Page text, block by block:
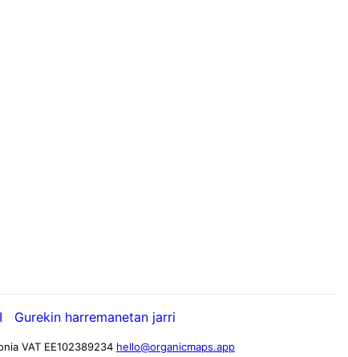
Gurekin harremanetan jarri
VAT EE102389234 hello@organicmaps.app